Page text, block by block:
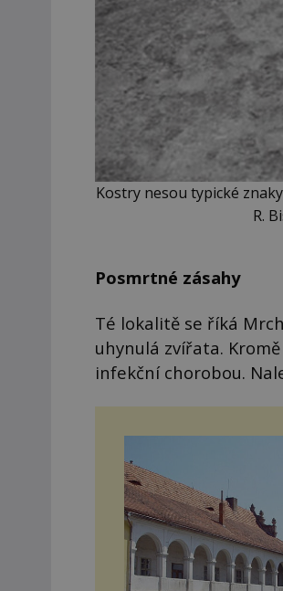
Kostry nesou typické
R.
Posmrtné zásahy
Té lokalitě se říká
uhynulá zvířata.
infekční chorobou.